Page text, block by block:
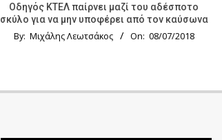
Οδηγός KTΕΛ παίρνει μαζί του αδέσποτο
σκύλο για να μην υποφέρει από τον καύσωνα
By: Μιχάλης Λεωτσάκος On: 08/07/2018